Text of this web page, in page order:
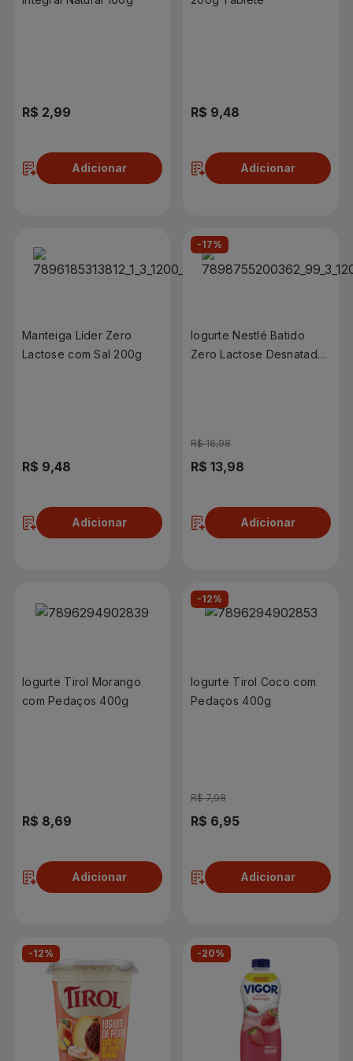
R$ 2,99
Adicionar
R$ 9,48
Adicionar
Manteiga Líder Zero
Lactose com Sal 200g
R$ 9,48
Adicionar
-17%
Iogurte Nestlé Batido
Zero Lactose Desnatado
R$ 16,98
R$ 13,98
Adicionar
Iogurte Tirol Morango
com Pedaços 400g
R$ 8,69
Adicionar
-12%
Iogurte Tirol Coco com
Pedaços 400g
R$ 7,98
R$ 6,95
Adicionar
-12% -20%